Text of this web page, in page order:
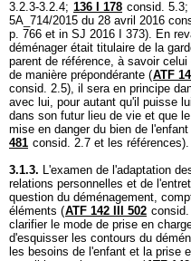
3.2.3-3.2.4; 136 I 178 consid. 5.3;
5A_714/2015 du 28 avril 2016
p. 766 et in SJ 2016 I 373). En
déménager était titulaire de la
parent de référence, à savoir
de manière prépondérante (ATF
consid. 2.5), il sera en principe
avec lui, pour autant qu'il puisse
dans son futur lieu de vie et que
mise en danger du bien de l'enfant
481 consid. 2.7 et les références).
3.1.3. L'examen de l'adaptation
relations personnelles et de
question du déménagement,
éléments (ATF 142 III 502
clarifier le mode de prise en
d'esquisser les contours du
les besoins de l'enfant et la prise